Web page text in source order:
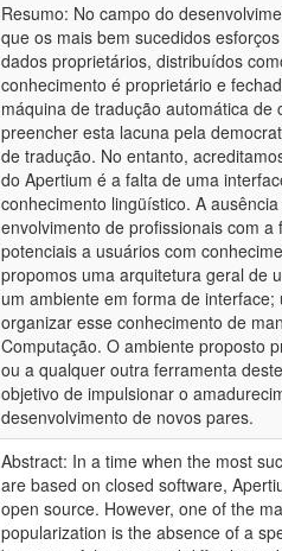
Resumo: No campo do
que os mais bem sucedidos
dados proprietários, distribuídos
conhecimento é proprietário e
máquina de tradução automática
preencher esta lacuna pela
de tradução. No entanto,
do Apertium é a falta de uma
conhecimento lingüístico. A
envolvimento de profissionais com
potenciais a usuários com
propomos uma arquitetura geral de
um ambiente em forma de
organizar esse conhecimento de
Computação. O ambiente proposto
ou a qualquer outra ferramenta
objetivo de impulsionar o
desenvolvimento de novos pares.
Abstract: In a time when the most
are based on closed software,
open source. However, one of the
popularization is the absence of a